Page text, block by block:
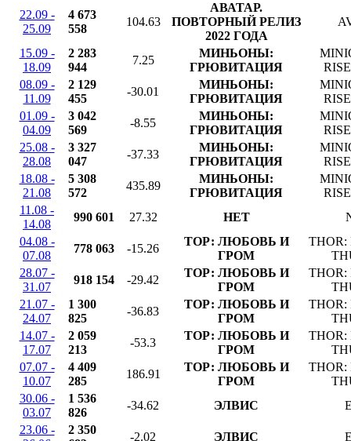
22.09 -
25.09
4 673
558
104.63
АВАТАР.
ПОВТОРНЫЙ РЕЛИЗ
2022 ГОДА
15.09 -
18.09
2 283
944
7.25
МИНЬОНЫ:
ГРЮВИТАЦИЯ
08.09 -
11.09
2 129
455
-30.01
МИНЬОНЫ:
ГРЮВИТАЦИЯ
01.09 -
04.09
3 042
569
-8.55
МИНЬОНЫ:
ГРЮВИТАЦИЯ
25.08 -
28.08
3 327
047
-37.33
МИНЬОНЫ:
ГРЮВИТАЦИЯ
18.08 -
21.08
5 308
572
435.89
МИНЬОНЫ:
ГРЮВИТАЦИЯ
11.08 -
14.08
990 601 27.32 НЕТ
04.08 -
07.08
778 063 -15.26
ТОР: ЛЮБОВЬ И
ГРОМ
THOR:
28.07 -
31.07
918 154 -29.42
ТОР: ЛЮБОВЬ И
ГРОМ
THOR:
21.07 -
24.07
1 300
825
-36.83
ТОР: ЛЮБОВЬ И
ГРОМ
THOR:
14.07 -
17.07
2 059
213
-53.3
ТОР: ЛЮБОВЬ И
ГРОМ
THOR:
07.07 -
10.07
4 409
285
186.91
ТОР: ЛЮБОВЬ И
ГРОМ
THOR:
30.06 -
03.07
1 536
826
-34.62 ЭЛВИС
23.06 -
2 350
-2.02 ЭЛВИС